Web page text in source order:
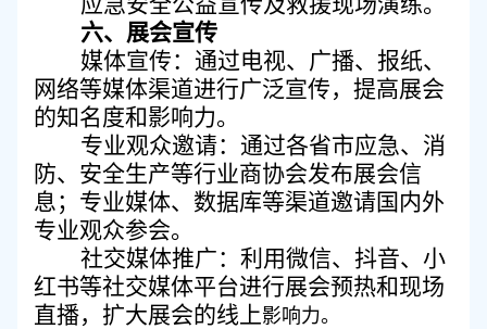
六、展会宣传
媒体宣传：通过电视、广播、报纸、
网络等媒体渠道进行广泛宣传，提高展会
的知名度和影响力。
专业观众邀请：通过各省市应急、消
防、 安全生产等行业商协会发布展会信
息； 专业媒体、数据库等渠道邀请国内外
专业观众参会。
社交媒体推广：利用微信、抖音、 小
红书等社交媒体平台进行展会预热和现场
直播，扩大展会的线上影响力。